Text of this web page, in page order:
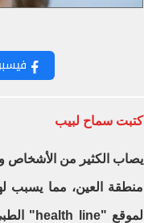
كتبت سماح لبيب
يصاب الكثير من الأشخاص
منطقة العين، مما يسبب
لموقع "health line
"